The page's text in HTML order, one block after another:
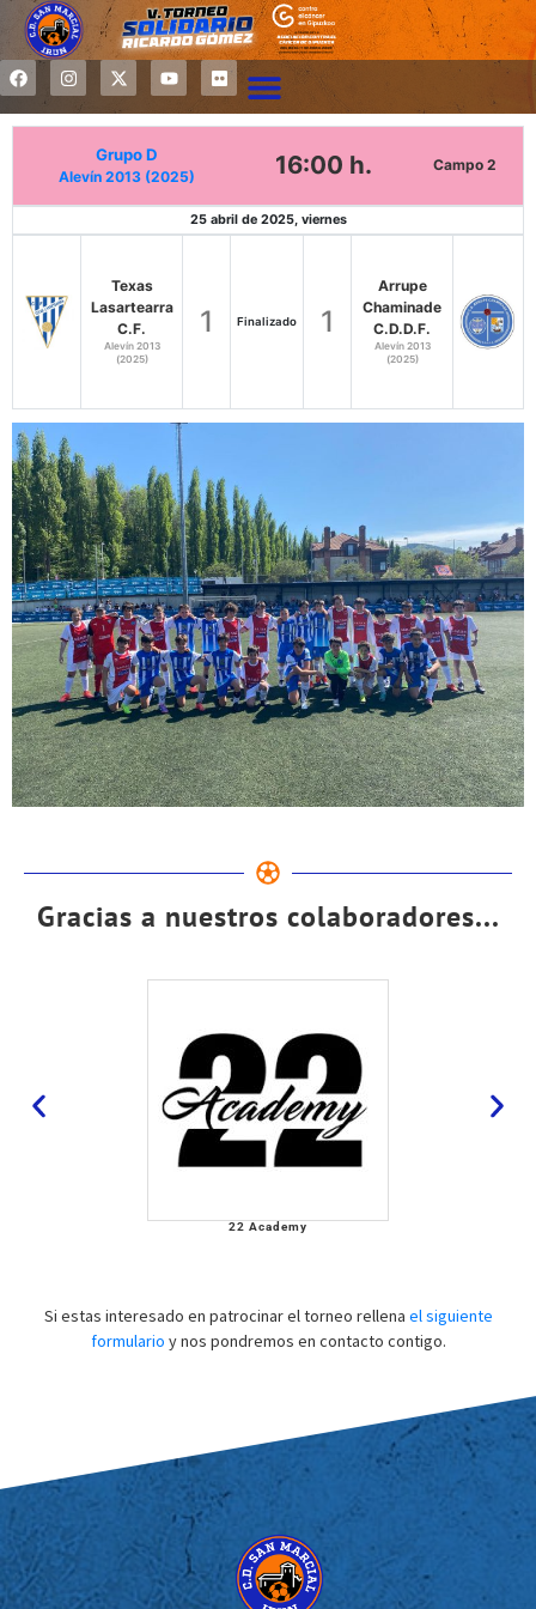
Grupo D
Alevín 2013 (2025) 16:00 h. Campo 2
25 abril de 2025, viernes
Texas
Lasartearra
C.F.
Alevín 2013
(2025)
1 Finalizado 1
Arrupe
Chaminade
C.D.D.F.
Alevín 2013
(2025)
Gracias a nuestros colaboradores...
22 Academy
Si estas interesado en patrocinar el torneo rellena el siguiente
formulario y nos pondremos en contacto contigo.